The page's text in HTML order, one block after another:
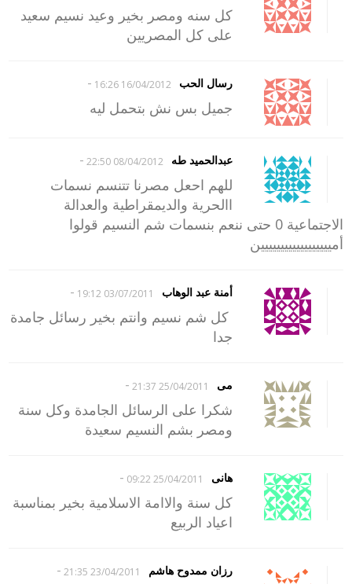
كل سنه ومصر بخير وعيد نسيم سعيد
على كل المصريين
رسال الحب 16/04/2012 16:26
-
جميل بس نش بتحمل ليه
عبدالحميد طه 08/04/2012 22:50
-
للهم احعل مصرنا تتنسم نسمات
االحرية والديمقراطية والعدالة
الاجتماعية 0 حتى ننعم بنسمات شم النسيم قولوا
أميييييييييييييييييين
أمنة عبد الوهاب 03/07/2011 19:12
-
كل شم نسيم وانتم بخير رسائل جامدة
جدا
مى 25/04/2011 21:37
-
شكرا على الرسائل الجامدة وكل سنة
ومصر بشم النسيم سعيدة
هانى 25/04/2011 09:22
-
كل سنة والاامة الاسلامية بخير بمناسبة
اعياد الربيع
رزان ممدوح هاشم 23/04/2011 21:35
-